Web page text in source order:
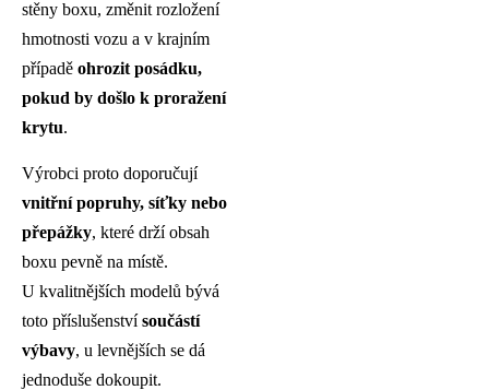
stěny boxu, změnit rozložení
hmotnosti vozu a v krajním
případě ohrozit posádku,
pokud by došlo k proražení
krytu.
Výrobci proto doporučují
vnitřní popruhy, síťky nebo
přepážky, které drží obsah
boxu pevně na místě.
U kvalitnějších modelů bývá
toto příslušenstvísoučástí
výbavy, u levnějších se dá
jednoduše dokoupit.